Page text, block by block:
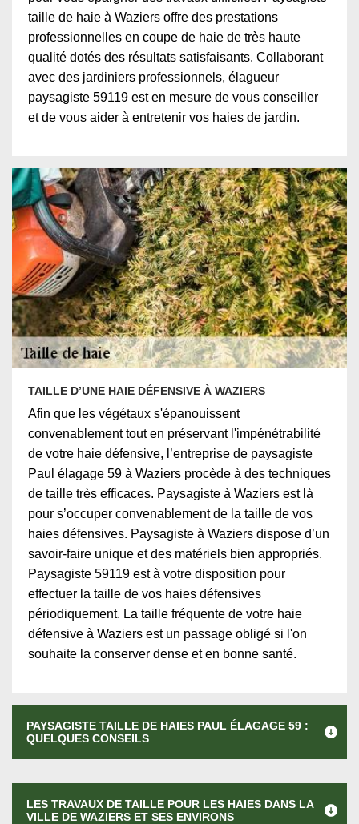
taille de haie à Waziers offre des prestations
professionnelles en coupe de haie de très haute
qualité dotés des résultats satisfaisants. Collaborant
avec des jardiniers professionnels, élagueur
paysagiste 59119 est en mesure de vous conseiller
et de vous aider à entretenir vos haies de jardin.
TAILLE D’UNE HAIE DÉFENSIVE À WAZIERS
Afin que les végétaux s'épanouissent
convenablement tout en préservant l'impénétrabilité
de votre haie défensive, l’entreprise de paysagiste
Paul élagage 59 à Waziers procède à des techniques
de taille très efficaces. Paysagiste à Waziers est là
pour s’occuper convenablement de la taille de vos
haies défensives. Paysagiste à Waziers dispose d’un
savoir-faire unique et des matériels bien appropriés.
Paysagiste 59119 est à votre disposition pour
effectuer la taille de vos haies défensives
périodiquement. La taille fréquente de votre haie
défensive à Waziers est un passage obligé si l'on
souhaite la conserver dense et en bonne santé.
PAYSAGISTE TAILLE DE HAIES PAUL ÉLAGAGE 59 :
QUELQUES CONSEILS
LES TRAVAUX DE TAILLE POUR LES HAIES DANS LA
VILLE DE WAZIERS ET SES ENVIRONS